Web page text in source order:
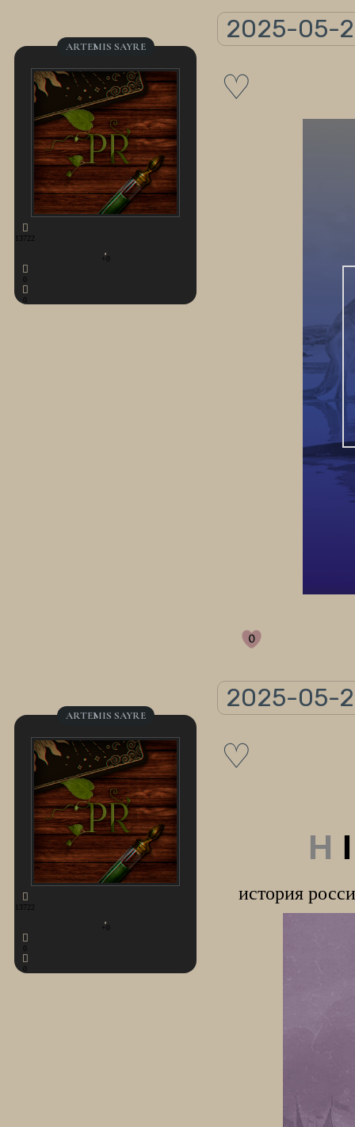
2025-05-
ARTEMIS SAYRE
13722
+0
♡
0
2025-05-
ARTEMIS SAYRE
13722
+0
♡
H
история